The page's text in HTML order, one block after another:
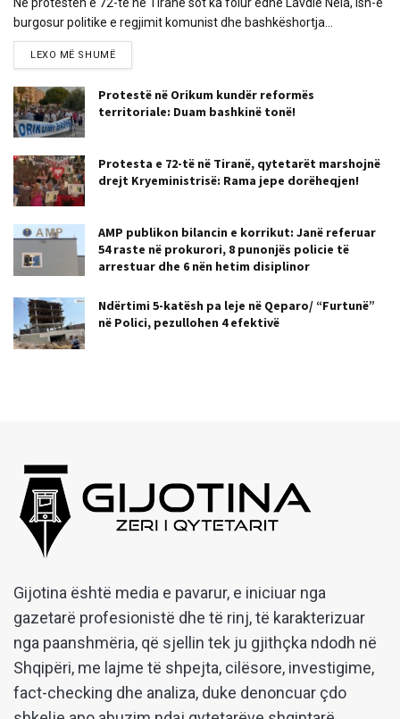
burgosur politike e regjimit komunist dhe bashkëshortja...
LEXO MË SHUMË
Protestë në Orikum kundër reformës
territoriale: Duam bashkinë tonë!
Protesta e 72-të në Tiranë, qytetarët marshojnë
drejt Kryeministrisë: Rama jepe dorëheqjen!
AMP publikon bilancin e korrikut: Janë referuar
54 raste në prokurori, 8 punonjës policie të
arrestuar dhe 6 nën hetim disiplinor
Ndërtimi 5-katësh pa leje në Qeparo/ “Furtunë”
në Polici, pezullohen 4 efektivë
Gijotina është media e pavarur, e iniciuar nga
gazetarë profesionistë dhe të rinj, të karakterizuar
nga paanshmëria, që sjellin tek ju gjithçka ndodh në
Shqipëri, me lajme të shpejta, cilësore, investigime,
fact-checking dhe analiza, duke denoncuar çdo